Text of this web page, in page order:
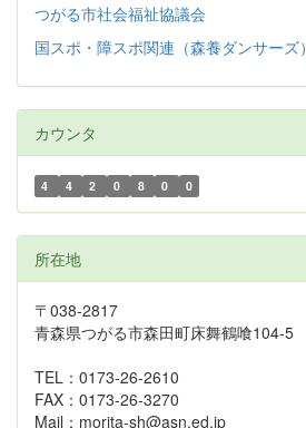
つがる市社会福祉協議会
国スポ・障スポ関連（森養ダンサーズ）
カウンタ
4 4 2 0 8 0 0
所在地
〒038-2817
青森県つがる市森田町床舞鶴喰104-5
TEL：0173-26-2610
FAX：0173-26-3270
Mail：morita-sh@asn.ed.jp